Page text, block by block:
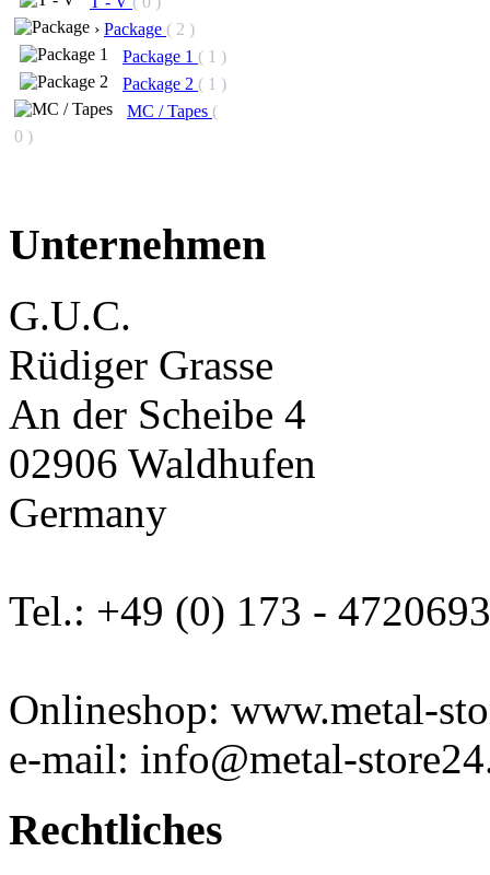
› Package ( 2 )
Package 1 ( 1 )
Package 2 ( 1 )
MC / Tapes (
0 )
Unternehmen
G.U.C.
Rüdiger Grasse
An der Scheibe 4
02906 Waldhufen
Germany
Tel.: +49 (0) 173 - 4720693
Onlineshop: www.metal-
e-mail: info@metal-
Rechtliches